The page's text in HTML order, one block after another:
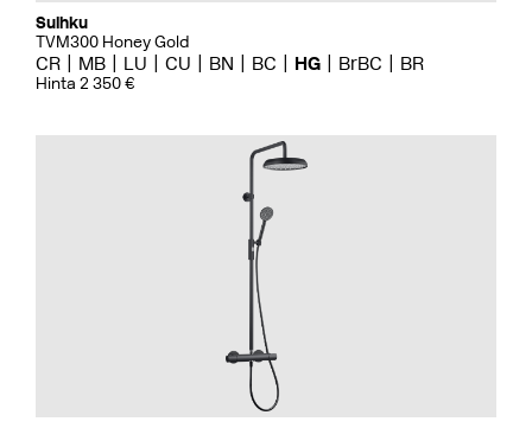
Suihku
TVM300 Honey Gold
CR MB LU CU BN BC HG BrBC BR
Hinta 2 350 €